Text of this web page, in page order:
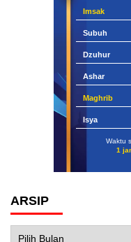
Imsak
Subuh
Dzuhur
Ashar
Maghrib
Isya
Waktu
1
ARSIP